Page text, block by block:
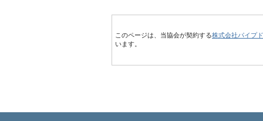
このページは、当協会が契約する株式会社パイプ
います。